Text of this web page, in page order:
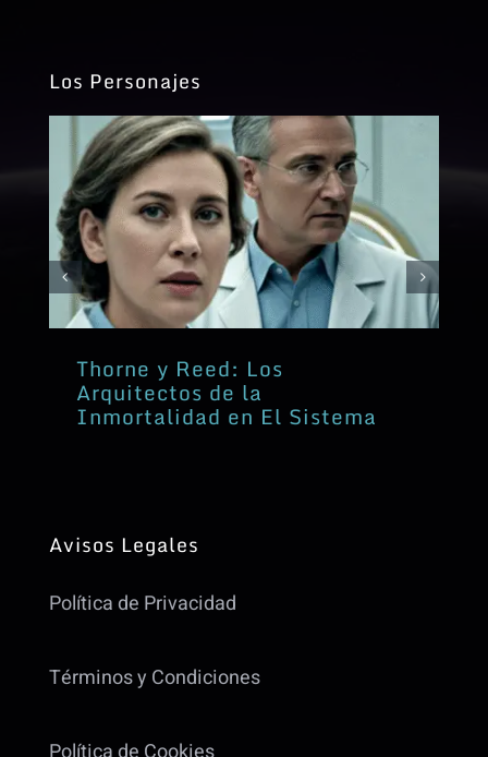
Los Personajes
Thorne y Reed: Los
Arquitectos de la
Inmortalidad en El Sistema
Avisos Legales
Política de Privacidad
Términos y Condiciones